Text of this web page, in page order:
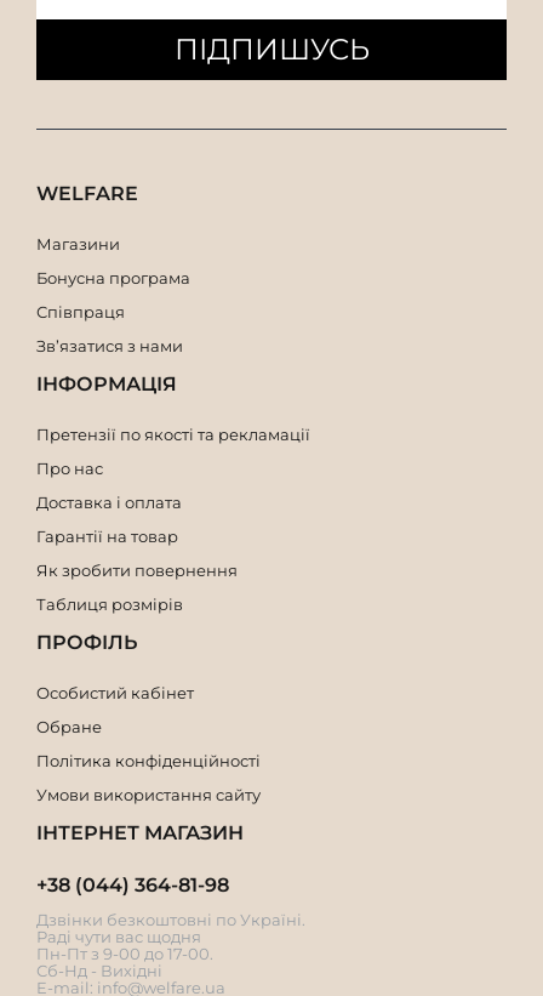
ПІДПИШУСЬ
WELFARE
Магазини
Бонусна програма
Співпраця
Зв’язатися з нами
ІНФОРМАЦІЯ
Претензії по якості та рекламації
Про нас
Доставка і оплата
Гарантії на товар
Як зробити повернення
Таблиця розмірів
ПРОФІЛЬ
Особистий кабінет
Обране
Політика конфіденційності
Умови використання сайту
ІНТЕРНЕТ МАГАЗИН
+38 (044) 364-81-98
Дзвінки безкоштовні по Україні.
Раді чути вас щодня
Пн-Пт з 9-00 до 17-00.
Сб-Нд - Вихідні
E-mail: info@welfare.ua